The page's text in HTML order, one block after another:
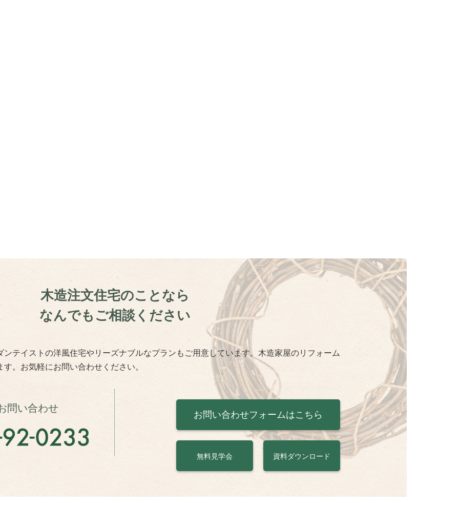
木造注文住宅のことなら
なんでもご相談ください
テイストの洋風住宅やリーズナブルなプランもご用意しています。木造家屋のリフォーム
。お気軽にお問い合わせください。
問い合わせ
お問い合わせフォームはこちら
無料見学会 資料ダウンロード